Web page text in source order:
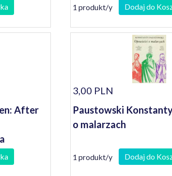
1 produkt/y Dodaj do
After
3,00 PLN
Paustowski
o malarzach
1 produkt/y Dodaj do